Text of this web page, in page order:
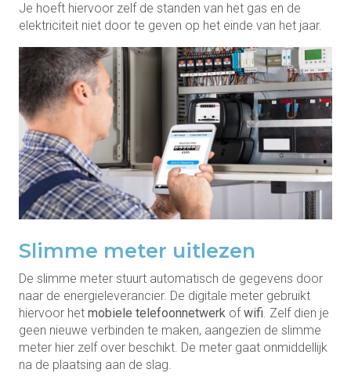
Je hoeft hiervoor zelf de standen van het gas en de
elektriciteit niet door te geven op het einde van het jaar.
Slimme meter uitlezen
De slimme meter stuurt automatisch de gegevens door
naar de energieleverancier. De digitale meter gebruikt
hiervoor het mobiele telefoonnetwerk of wifi. Zelf dien je
geen nieuwe verbinden te maken, aangezien de slimme
meter hier zelf over beschikt. De meter gaat onmiddellijk
na de plaatsing aan de slag.